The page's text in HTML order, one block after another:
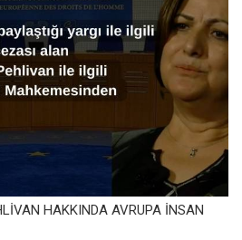
HAKKINDA AVRUPA İNSAN